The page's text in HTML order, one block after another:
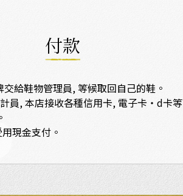
付款
給鞋物管理員, 等候取回自己的鞋。
員, 本店接收各種信用卡, 電子卡・d卡等
現金支付。